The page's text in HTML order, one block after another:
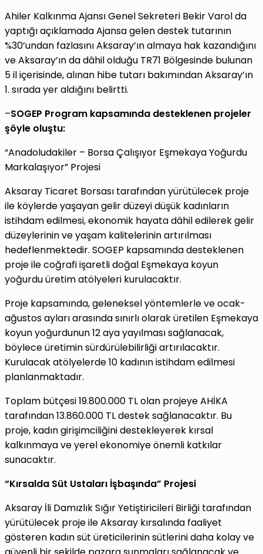
Ahiler Kalkınma Ajansı Genel Sekreteri Bekir Varol da
yaptığı açıklamada Ajansa gelen destek tutarının
%30’undan fazlasını Aksaray’ın almaya hak kazandığını
ve Aksaray’ın da dâhil olduğu TR71 Bölgesinde bulunan
5 il içerisinde, alınan hibe tutarı bakımından Aksaray’ın
1. sırada yer aldığını belirtti.
–SOGEP Program kapsamında desteklenen projeler
şöyle oluştu:
“Anadoludakiler – Borsa Çalışıyor Eşmekaya Yoğurdu
Markalaşıyor” Projesi
Aksaray Ticaret Borsası tarafından yürütülecek proje
ile köylerde yaşayan gelir düzeyi düşük kadınların
istihdam edilmesi, ekonomik hayata dâhil edilerek gelir
düzeylerinin ve yaşam kalitelerinin artırılması
hedeflenmektedir. SOGEP kapsamında desteklenen
proje ile coğrafi işaretli doğal Eşmekaya koyun
yoğurdu üretim atölyeleri kurulacaktır.
Proje kapsamında, geleneksel yöntemlerle ve ocak-
ağustos ayları arasında sınırlı olarak üretilen Eşmekaya
koyun yoğurdunun 12 aya yayılması sağlanacak,
böylece üretimin sürdürülebilirliği artırılacaktır.
Kurulacak atölyelerde 10 kadının istihdam edilmesi
planlanmaktadır.
Toplam bütçesi 19.800.000 TL olan projeye AHİKA
tarafından 13.860.000 TL destek sağlanacaktır. Bu
proje, kadın girişimciliğini destekleyerek kırsal
kalkınmaya ve yerel ekonomiye önemli katkılar
sunacaktır.
“Kırsalda Süt Ustaları İşbaşında” Projesi
Aksaray İli Damızlık Sığır Yetiştiricileri Birliği tarafından
yürütülecek proje ile Aksaray kırsalında faaliyet
gösteren kadın süt üreticilerinin sütlerini daha kolay ve